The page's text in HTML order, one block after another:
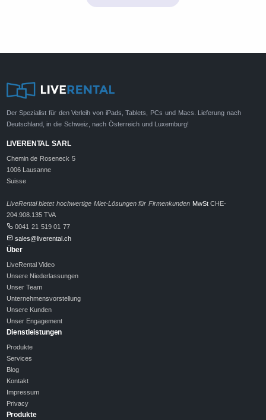
Der Spezialist für den Verleih von iPads, Tablets, PCs und Macs. Lieferung nach
Deutschland, in die Schweiz, nach Österreich und Luxemburg!
LIVERENTAL SARL
Chemin de Roseneck 5
1006 Lausanne
Suisse
LiveRental bietet hochwertige Miet-Lösungen für Firmenkunden MwStCHE-
204.908.135 TVA
0041 21 519 01 77
sales@liverental.ch
Über
LiveRental Video
Unsere Niederlassungen
Unser Team
Unternehmensvorstellung
Unsere Kunden
Unser Engagement
Dienstleistungen
Produkte
Services
Blog
Kontakt
Impressum
Privacy
Produkte